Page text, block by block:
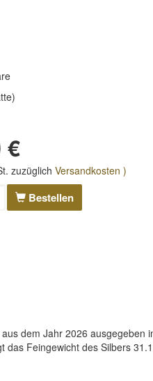
€
zuzüglich Versandkosten )
Bestellen
aus dem Jahr 2026 ausgegeben
das Feingewicht des Silbers